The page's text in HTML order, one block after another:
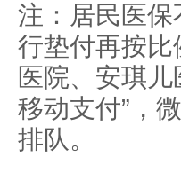
注：居民医
行垫付再按
医院、安琪
移动支付”，
排队。